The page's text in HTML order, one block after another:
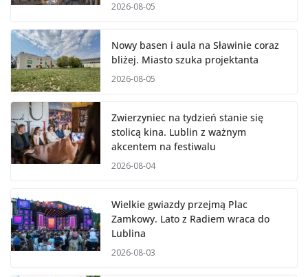
2026-08-05
Nowy basen i aula na Sławinie coraz
bliżej. Miasto szuka projektanta
2026-08-05
Zwierzyniec na tydzień stanie się
stolicą kina. Lublin z ważnym
akcentem na festiwalu
2026-08-04
Wielkie gwiazdy przejmą Plac
Zamkowy. Lato z Radiem wraca do
Lublina
2026-08-03